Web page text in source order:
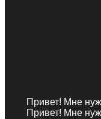
Привет! Мне
Привет! Мне